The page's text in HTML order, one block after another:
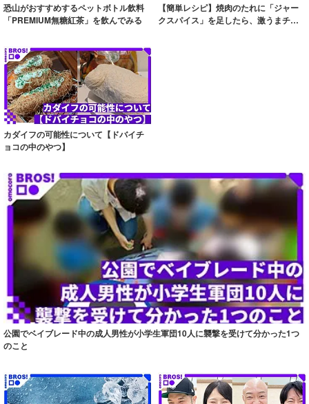
恐山がおすすめするペットボトル飲料
「PREMIUM無糖紅茶」を飲んでみる
【簡単レシピ】焼肉のたれに「ジャー
クスパイス」を足したら、激うまチキ
カダイフの可能性について【ドバイチ
ョコの中のやつ】
公園でベイブレード中の成人男性が小学生軍団10人に襲撃を受けて分かった1つ
のこと